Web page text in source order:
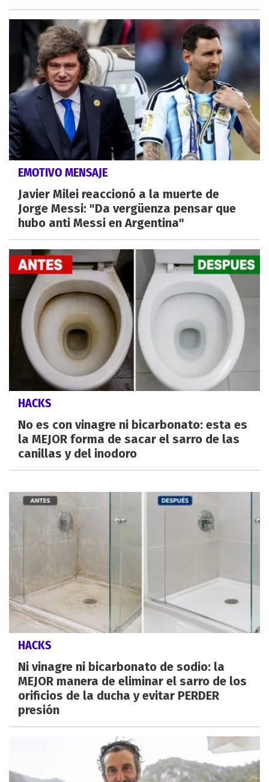
EMOTIVO MENSAJE
Javier Milei reaccionó a la muerte de
Jorge Messi: "Da vergüenza pensar que
hubo anti Messi en Argentina"
HACKS
No es con vinagre ni bicarbonato: esta es
la MEJOR forma de sacar el sarro de las
canillas y del inodoro
HACKS
Ni vinagre ni bicarbonato de sodio: la
MEJOR manera de eliminar el sarro de los
orificios de la ducha y evitar PERDER
presión